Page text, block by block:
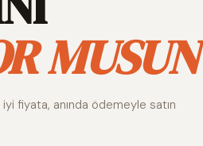
fiyata, anında ödemeyle satın